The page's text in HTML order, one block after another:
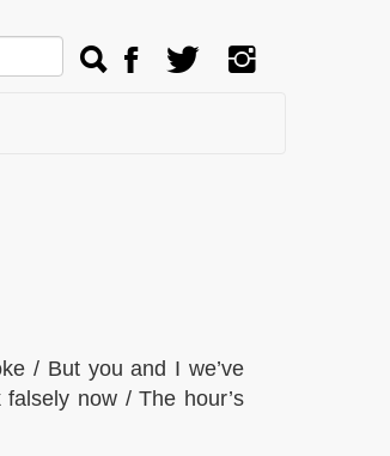
/ But you and I we’ve
now / The hour’s